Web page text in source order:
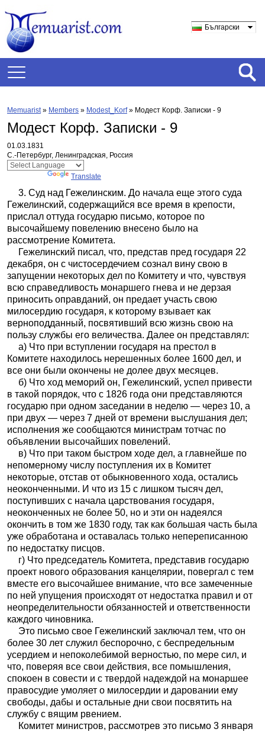
Български
Memuarist» Members » Modest_Korf» Модест Корф. Записки - 9
Модест Корф. Записки - 9
01.03.1831
С.-Петербург, Ленинградская, Россия
Translate
3. Суд над Гежелинским. До начала еще этого суда
Гежелинский, содержащийся все время в крепости,
прислал оттуда государю письмо, которое по
высочайшему повелению внесено было на
рассмотрение Комитета.
Гежелинский писал, что, представ пред государя 22
декабря, он с чистосердечием сознал вину свою в
запущении некоторых дел по Комитету и что, чувствуя
всю справедливость монаршего гнева и не дерзая
приносить оправданий, он предает участь свою
милосердию государя, к которому взывает как
верноподданный, посвятивший всю жизнь свою на
пользу службы его величества. Далее он представлял:
а) Что при вступлении государя на престол в
Комитете находилось нерешенных более 1600 дел, и
все они были окончены не долее двух месяцев.
б) Что ход меморий он, Гежелинский, успел привести
в такой порядок, что с 1826 года они представляются
государю при одном заседании в неделю — через 10, а
при двух — через 7 дней от времени выслушания дел;
исполнения же сообщаются министрам тотчас по
объявлении высочайших повелений.
в) Что при таком быстром ходе дел, а главнейше по
непомерному числу поступления их в Комитет
некоторые, отстав от обыкновенного хода, остались
неоконченными. И что из 15 с лишком тысяч дел,
поступивших с начала царствования государя,
неоконченных не более 50, но и эти он надеялся
окончить в том же 1830 году, так как большая часть была
уже обработана и оставалась только непереписанною
по недостатку писцов.
г) Что председатель Комитета, представив государю
проект нового образования канцелярии, повергал с тем
вместе его высочайшее внимание, что все замеченные
по ней упущения происходят от недостатка правил и от
неопределительности обязанностей и ответственности
каждого чиновника.
Это письмо свое Гежелинский заключал тем, что он
более 30 лет служил беспорочно, с беспредельным
усердием и непоколебимой верностью, по мере сил, и
что, поверяя все свои действия, все помышления,
спокоен в совести и с твердой надеждой на монаршее
правосудие умоляет о милосердии и даровании ему
свободы, дабы и остальные дни свои посвятить на
службу с вящим рвением.
Комитет министров, рассмотрев это письмо 3 января